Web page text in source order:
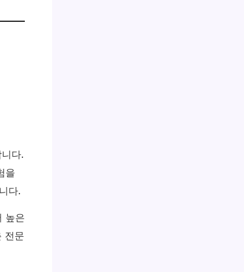
다.
을
다.
높은
전문